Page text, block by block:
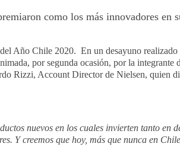
como los más innovadores en
Año Chile 2020. En un desayuno realizado
por segunda ocasión, por la integrante
Rizzi, Account Director de Nielsen, quien
nuevos en los cuales invierten tanto en
Y creemos que hoy, más que nunca en